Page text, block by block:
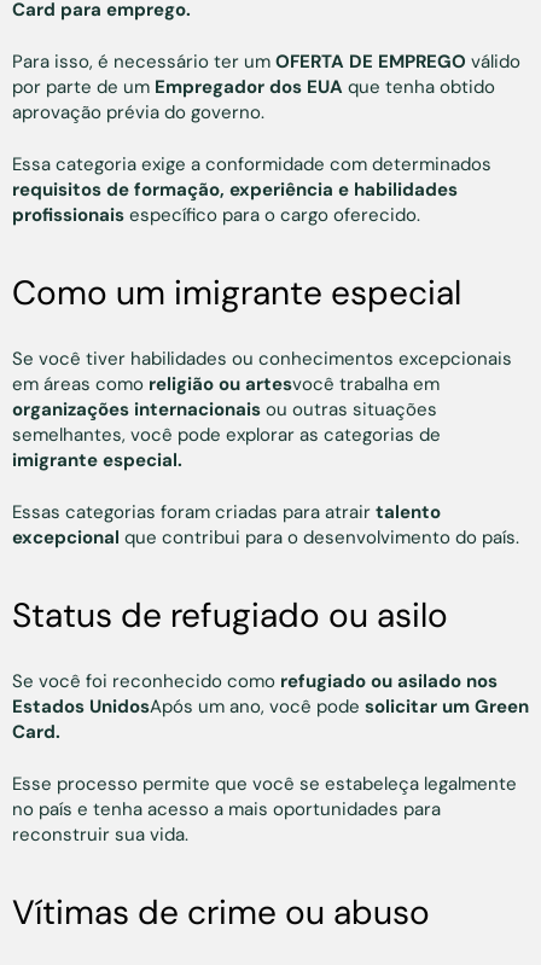
Card para emprego.
Para isso, é necessário ter um OFERTA DE EMPREGO válido
por parte de um Empregador dos EUA que tenha obtido
aprovação prévia do governo.
Essa categoria exige a conformidade com determinados
requisitos de formação, experiência e habilidades
profissionais específico para o cargo oferecido.
Como um imigrante especial
Se você tiver habilidades ou conhecimentos excepcionais
em áreas como religião ou artesvocê trabalha em
organizações internacionais ou outras situações
semelhantes, você pode explorar as categorias de
imigrante especial.
Essas categorias foram criadas para atrair talento
excepcional que contribui para o desenvolvimento do país.
Status de refugiado ou asilo
Se você foi reconhecido como refugiado ou asilado nos
Estados UnidosApós um ano, você pode solicitar um Green
Card.
Esse processo permite que você se estabeleça legalmente
no país e tenha acesso a mais oportunidades para
reconstruir sua vida.
Vítimas de crime ou abuso